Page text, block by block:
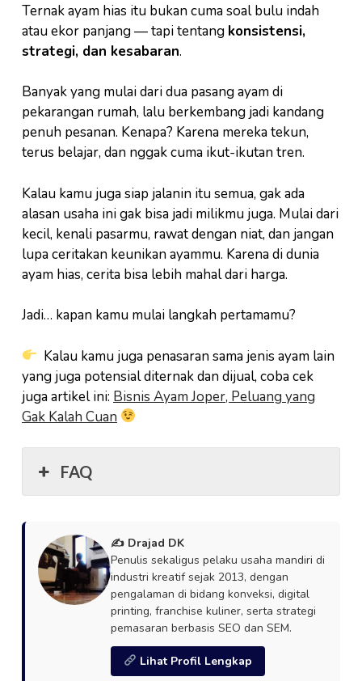
Ternak ayam hias itu bukan cuma soal bulu indah
atau ekor panjang — tapi tentang konsistensi,
strategi, dan kesabaran.
Banyak yang mulai dari dua pasang ayam di
pekarangan rumah, lalu berkembang jadi kandang
penuh pesanan. Kenapa? Karena mereka tekun,
terus belajar, dan nggak cuma ikut-ikutan tren.
Kalau kamu juga siap jalanin itu semua, gak ada
alasan usaha ini gak bisa jadi milikmu juga. Mulai dari
kecil, kenali pasarmu, rawat dengan niat, dan jangan
lupa ceritakan keunikan ayammu. Karena di dunia
ayam hias, cerita bisa lebih mahal dari harga.
Jadi… kapan kamu mulai langkah pertamamu?
Kalau kamu juga penasaran sama jenis ayam lain
yang juga potensial diternak dan dijual, coba cek
juga artikel ini: Bisnis Ayam Joper, Peluang yang
Gak Kalah Cuan
FAQ
✍️ Drajad DK
Penulis sekaligus pelaku usaha mandiri di
industri kreatif sejak 2013, dengan
pengalaman di bidang konveksi, digital
printing, franchise kuliner, serta strategi
pemasaran berbasis SEO dan SEM.
Lihat Profil Lengkap